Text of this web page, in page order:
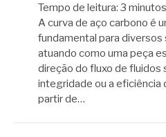
Tempo de leitura: 3 minutos
A curva de aço carbono é
fundamental para
atuando como uma peça
direção do fluxo de fluidos
integridade ou a eficiência
partir de…